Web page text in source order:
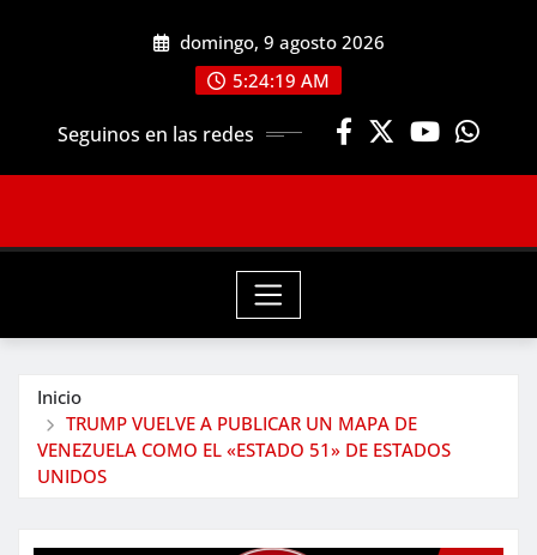
domingo, 9 agosto 2026
5:24:19 AM
Seguinos en las redes
Inicio
TRUMP VUELVE A PUBLICAR UN MAPA DE
VENEZUELA COMO EL «ESTADO 51» DE ESTADOS
UNIDOS